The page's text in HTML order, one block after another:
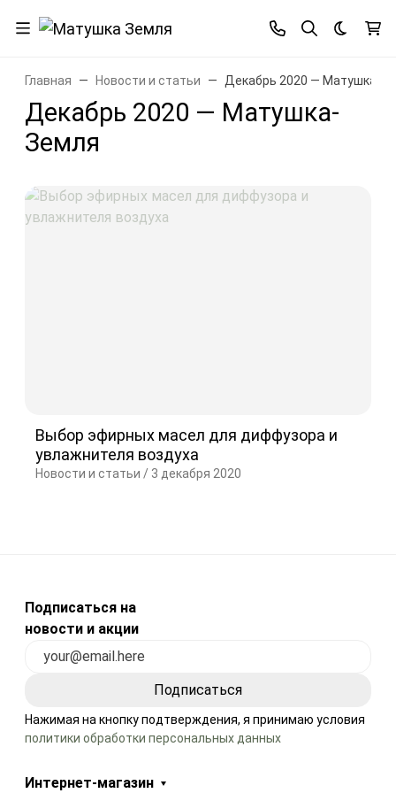
Темная
Главная Новости и статьи Декабрь 2020 — Матушка-
Декабрь 2020 — Матушка-
Земля
Выбор эфирных масел для диффузора и
увлажнителя воздуха
Новости и статьи / 3 декабря 2020
Подписаться на
новости и акции
Нажимая на кнопку подтверждения, я принимаю условия
политики обработки персональных данных
Интернет-магазин